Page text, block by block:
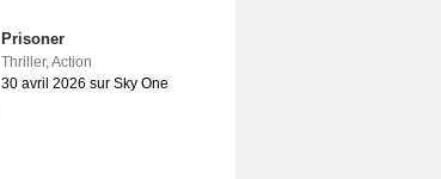
Prisoner
Thriller,Action
30 avril 2026 sur Sky One